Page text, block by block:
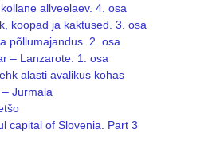
allveelaev. 4. osa
koopad ja kaktused. 3. osa
põllumajandus. 2. osa
– Lanzarote. 1. osa
alasti avalikus kohas
Jurmala
capital of Slovenia. Part 3